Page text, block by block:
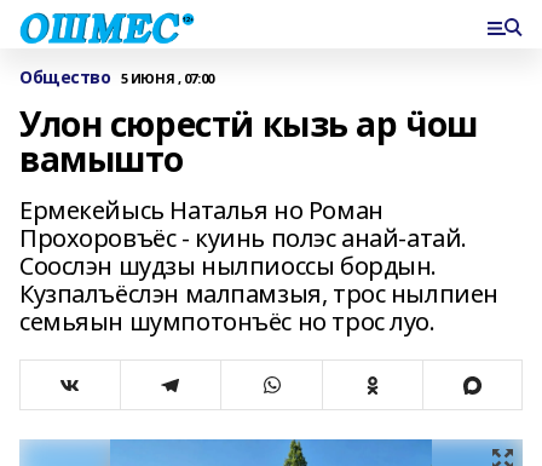
Общество 5 ИЮНЯ , 07:00
Улон сюрестӥ кызь ар ӵош
вамышто
Ермекейысь Наталья но Роман
Прохоровъёс - куинь полэс анай-атай.
Соослэн шудзы нылпиоссы бордын.
Кузпалъёслэн малпамзыя, трос нылпиен
семьяын шумпотонъёс но трос луо.